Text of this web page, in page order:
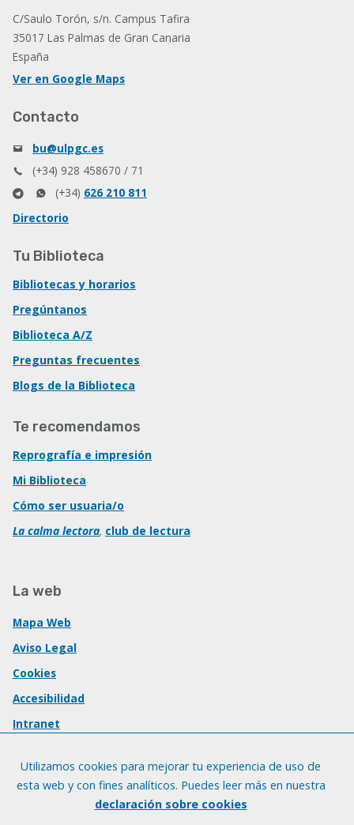
C/Saulo Torón, s/n. Campus Tafira
35017 Las Palmas de Gran Canaria
España
Ver en Google Maps
Contacto
bu@ulpgc.es
(+34) 928 458670 / 71
(+34) 626 210 811
Directorio
Tu Biblioteca
Bibliotecas y horarios
Pregúntanos
Biblioteca A/Z
Preguntas frecuentes
Blogs de la Biblioteca
Te recomendamos
Reprografía e impresión
Mi Biblioteca
Cómo ser usuaria/o
La calma lectora, club de lectura
La web
Mapa Web
Aviso Legal
Cookies
Accesibilidad
Intranet
Utilizamos cookies para mejorar tu experiencia de uso de
esta web y con fines analíticos. Puedes leer más en nuestra
declaración sobre cookies